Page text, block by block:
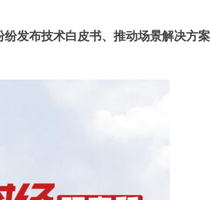
发布技术白皮书、推动场景解决方案